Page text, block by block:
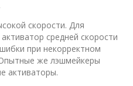
скорости. Для
средней скорости
при некорректном
же лэшмейкеры
активаторы.